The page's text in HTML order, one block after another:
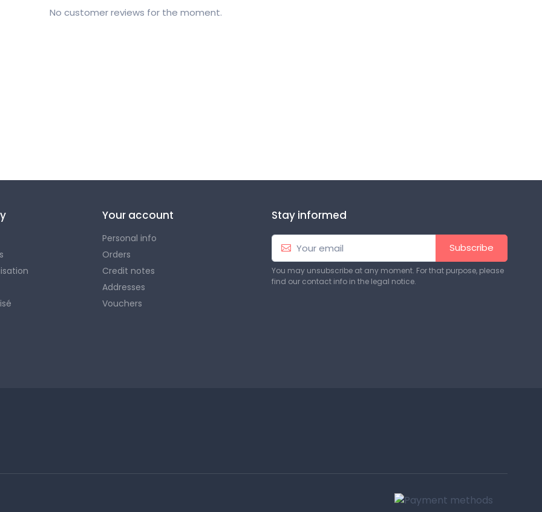
No customer reviews for the moment.
Your account
Personal info
Orders
Credit notes
Addresses
Vouchers
Stay informed
Subscribe
You may unsubscribe at any moment. For that purpose, please
find our contact info in the legal notice.